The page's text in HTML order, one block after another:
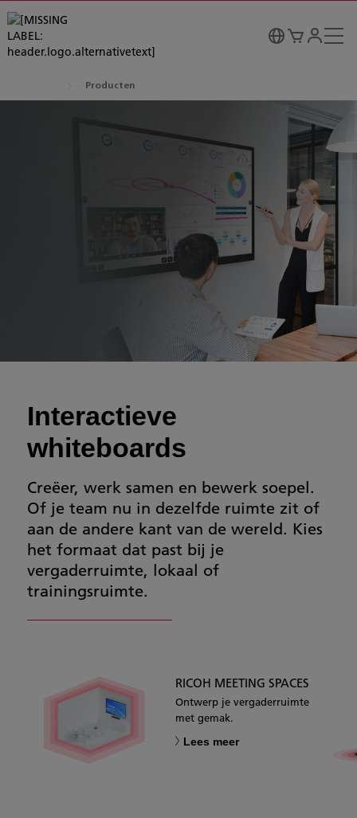
Producten
Interactieve
whiteboards
Creëer, werk samen en bewerk soepel.
Of je team nu in dezelfde ruimte zit of
aan de andere kant van de wereld. Kies
het formaat dat past bij je
vergaderruimte, lokaal of
trainingsruimte.
RICOH MEETING SPACES
Ontwerp je vergaderruimte
met gemak.
Lees meer